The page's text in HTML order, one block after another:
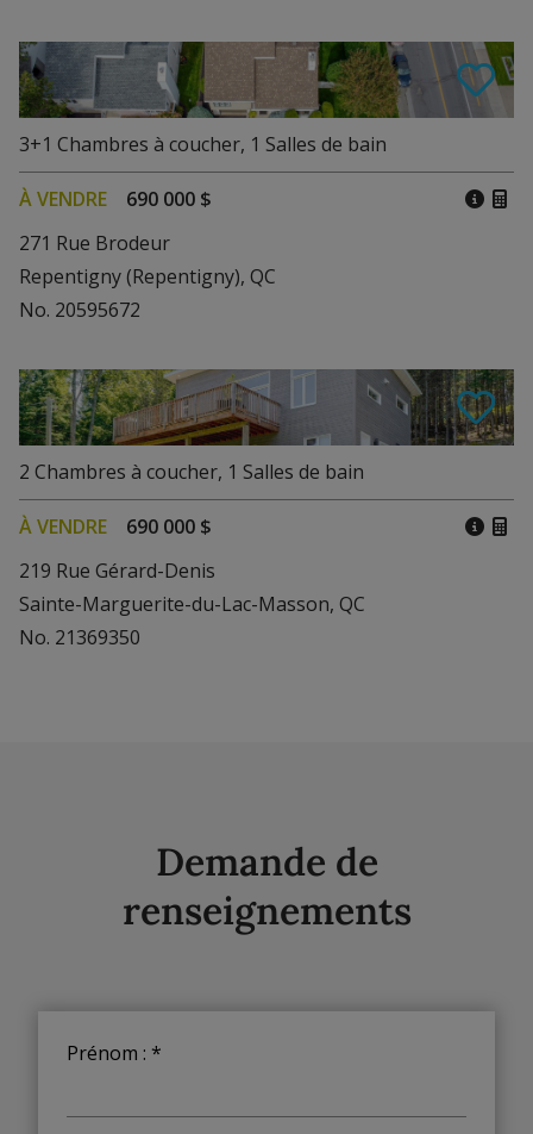
3+1 Chambres à coucher, 1 Salles de bain
À VENDRE
690 000 $
271 Rue Brodeur
Repentigny (Repentigny), QC
No. 20595672
2 Chambres à coucher, 1 Salles de bain
À VENDRE
690 000 $
219 Rue Gérard-Denis
Sainte-Marguerite-du-Lac-Masson, QC
No. 21369350
Demande de
renseignements
Prénom : *